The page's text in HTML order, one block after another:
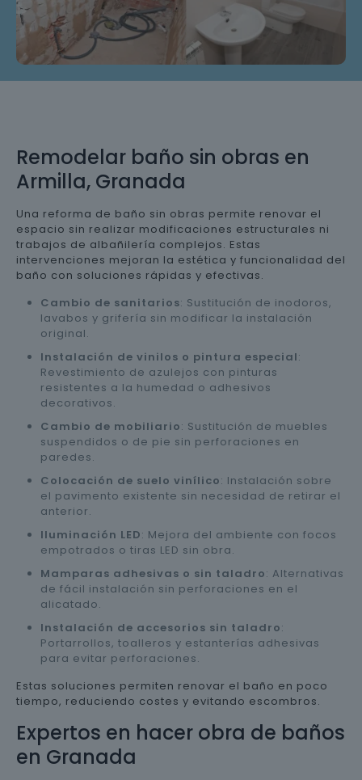
Remodelar baño sin obras en
Armilla, Granada
Una reforma de baño sin obras permite renovar el
espacio sin realizar modificaciones estructurales ni
trabajos de albañilería complejos. Estas
intervenciones mejoran la estética y funcionalidad del
baño con soluciones rápidas y efectivas.
Cambio de sanitarios: Sustitución de inodoros,
lavabos y grifería sin modificar la instalación
original.
Instalación de vinilos o pintura especial:
Revestimiento de azulejos con pinturas
resistentes a la humedad o adhesivos
decorativos.
Cambio de mobiliario: Sustitución de muebles
suspendidos o de pie sin perforaciones en
paredes.
Colocación de suelo vinílico: Instalación sobre
el pavimento existente sin necesidad de retirar el
anterior.
Iluminación LED: Mejora del ambiente con focos
empotrados o tiras LED sin obra.
Mamparas adhesivas o sin taladro: Alternativas
de fácil instalación sin perforaciones en el
alicatado.
Instalación de accesorios sin taladro:
Portarrollos, toalleros y estanterías adhesivas
para evitar perforaciones.
Estas soluciones permiten renovar el baño en poco
tiempo, reduciendo costes y evitando escombros.
Expertos en hacer obra de baños
en Granada